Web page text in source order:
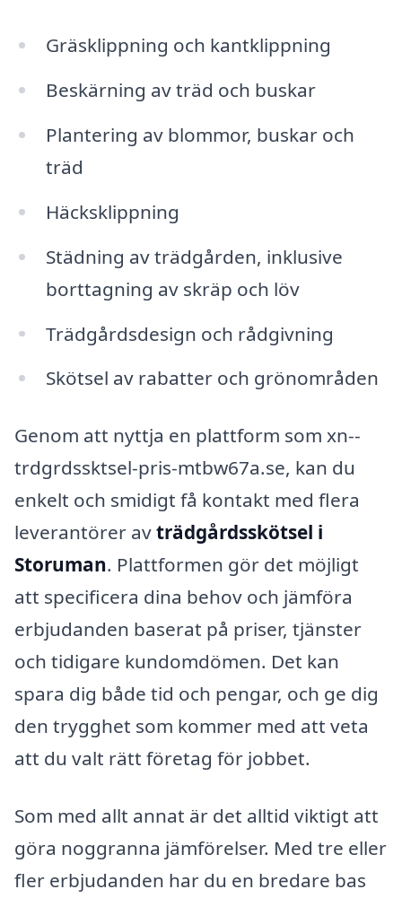
Gräsklippning och kantklippning
Beskärning av träd och buskar
Plantering av blommor, buskar och
träd
Häcksklippning
Städning av trädgården, inklusive
borttagning av skräp och löv
Trädgårdsdesign och rådgivning
Skötsel av rabatter och grönområden
Genom att nyttja en plattform som xn--
trdgrdssktsel-pris-mtbw67a.se, kan du
enkelt och smidigt få kontakt med flera
leverantörer avträdgårdsskötsel i
Storuman. Plattformen gör det möjligt
att specificera dina behov och jämföra
erbjudanden baserat på priser, tjänster
och tidigare kundomdömen. Det kan
spara dig både tid och pengar, och ge dig
den trygghet som kommer med att veta
att du valt rätt företag för jobbet.
Som med allt annat är det alltid viktigt att
göra noggranna jämförelser. Med tre eller
fler erbjudanden har du en bredare bas